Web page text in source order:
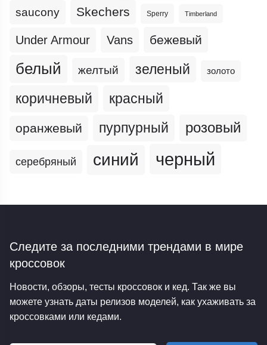
saucony Skechers Sperry Timberland
Under Armour Vans бежевый
белый желтый зеленый золото
коричневый красный
оранжевый пурпурный розовый
серебряный синий черный
Следите за последними трендами в мире
кроссовок
Новости, обзоры, тесты кроссовок и кед. Так же вы
можете узнать даты релизов моделей, как ухаживать за
кроссовками или кедами.